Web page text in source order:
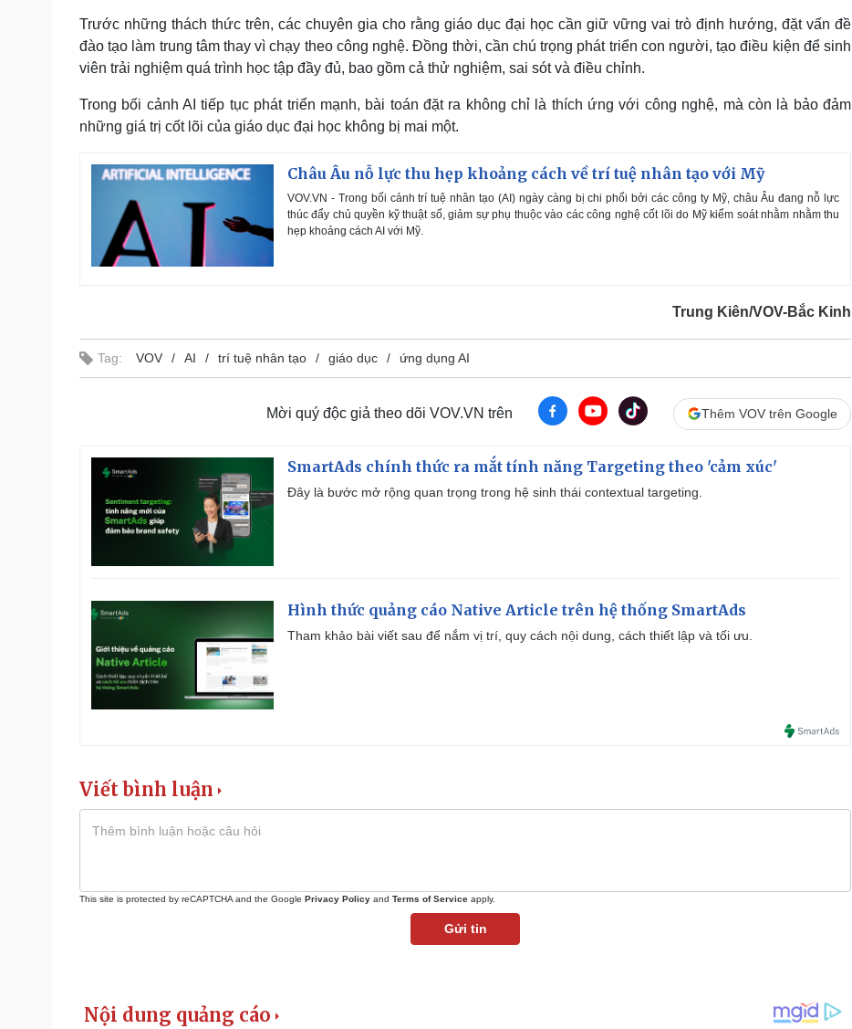
Trước những thách thức trên, các chuyên gia cho rằng giáo dục đại học cần giữ vững vai trò định hướng, đặt vấn đề
đào tạo làm trung tâm thay vì chạy theo công nghệ. Đồng thời, cần chú trọng phát triển con người, tạo điều kiện để sinh
viên trải nghiệm quá trình học tập đầy đủ, bao gồm cả thử nghiệm, sai sót và điều chỉnh.
Trong bối cảnh AI tiếp tục phát triển mạnh, bài toán đặt ra không chỉ là thích ứng với công nghệ, mà còn là bảo đảm
những giá trị cốt lõi của giáo dục đại học không bị mai một.
Châu Âu nỗ lực thu hẹp khoảng cách về trí tuệ nhân tạo với Mỹ
VOV.VN - Trong bối cảnh trí tuệ nhân tạo (AI) ngày càng bị chi phối bởi các công ty Mỹ, châu Âu đang nỗ lực
thúc đẩy chủ quyền kỹ thuật số, giảm sự phụ thuộc vào các công nghệ cốt lõi do Mỹ kiểm soát nhằm nhằm thu
hẹp khoảng cách AI với Mỹ.
Trung Kiên/VOV-Bắc Kinh
Tag: VOV AI trí tuệ nhân tạo giáo dục ứng dụng AI
Mời quý độc giả theo dõi VOV.VN trên Thêm VOV trên Google
SmartAds chính thức ra mắt tính năng Targeting theo 'cảm xúc'
Đây là bước mở rộng quan trọng trong hệ sinh thái contextual targeting.
Hình thức quảng cáo Native Article trên hệ thống SmartAds
Tham khảo bài viết sau để nắm vị trí, quy cách nội dung, cách thiết lập và tối ưu.
Viết bình luận
This site is protected by reCAPTCHA and the Google Privacy Policy and Terms of Service apply.
Gửi tin